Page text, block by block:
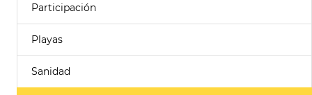
Participación
Playas
Sanidad